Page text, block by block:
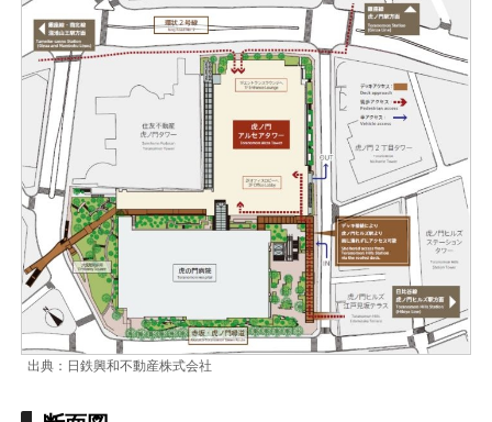
出典：日鉄興和不動産株式会社